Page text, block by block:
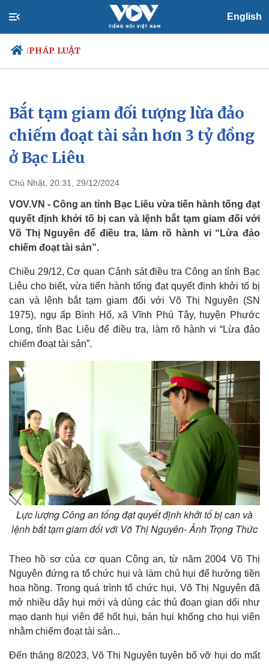
English
/PHÁP LUẬT
Chính trị
Đảng
Tổ chức nhân sự
Quốc hội
Nhận diện sự thật
Xã hội
Tin 24h
Dự báo thời tiết
Bắt tạm giam đối tượng lừa đảo
chiếm đoạt tài sản hơn 3 tỷ đồng
ở Bạc Liêu
Chủ Nhật, 20:31, 29/12/2024
VOV.VN - Công an tỉnh Bạc Liêu vừa tiến hành tống đạt
quyết định khởi tố bị can và lệnh bắt tạm giam đối với
Võ Thị Nguyên để điều tra, làm rõ hành vi “Lừa đảo
chiếm đoạt tài sản”.
Chiều 29/12, Cơ quan Cảnh sát điều tra Công an tỉnh Bạc
Liêu cho biết, vừa tiến hành tống đạt quyết định khởi tố bị
can và lệnh bắt tạm giam đối với Võ Thị Nguyên (SN
1975), ngụ ấp Bình Hổ, xã Vĩnh Phú Tây, huyện Phước
Long, tỉnh Bạc Liêu để điều tra, làm rõ hành vi “Lừa đảo
chiếm đoạt tài sản”.
Lực lượng Công an tống đạt quyết định khởi tố bị can và
lệnh bắt tạm giam đối với Võ Thị Nguyên- Ảnh Trọng Thức
Theo hồ sơ của cơ quan Công an, từ năm 2004 Võ Thị
Nguyên đứng ra tổ chức hụi và làm chủ hụi để hưởng tiền
hoa hồng. Trong quá trình tổ chức hụi, Võ Thị Nguyên đã
mở nhiều dây hụi mới và dùng các thủ đoạn gian dối như
mạo danh hụi viên để hốt hụi, bán hụi khống cho hụi viên
nhằm chiếm đoạt tài sản...
Đến tháng 8/2023, Võ Thị Nguyên tuyên bố vỡ hụi do mất